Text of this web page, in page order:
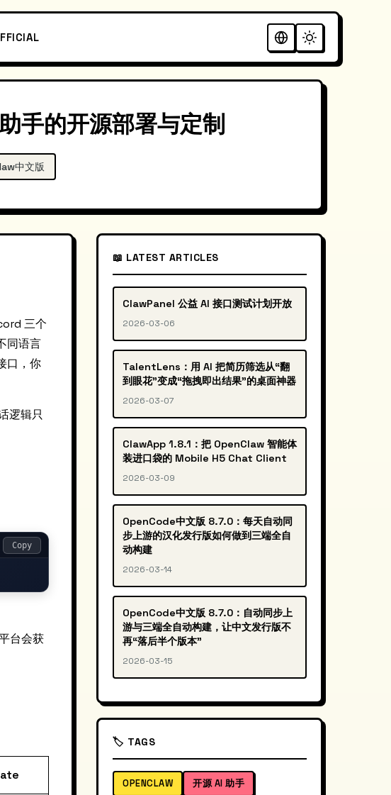
手的开源部署与定制
中文版
三个
同语言
口，你
逻辑只
Copy
台会获
📖 LATEST ARTICLES
ClawPanel 公益 AI 接口测试计划开放
2026-03-06
TalentLens：用 AI 把简历筛选从“翻
到眼花”变成“拖拽即出结果”的桌面神器
2026-03-07
ClawApp 1.8.1：把 OpenClaw 智能体
装进口袋的 Mobile H5 Chat Client
2026-03-09
OpenCode中文版 8.7.0：每天自动同
步上游的汉化发行版如何做到三端全自
动构建
2026-03-14
OpenCode中文版 8.7.0：自动同步上
游与三端全自动构建，让中文发行版不
再“落后半个版本”
2026-03-15
🏷️ TAGS
OPENCLAW 开源 AI 助手